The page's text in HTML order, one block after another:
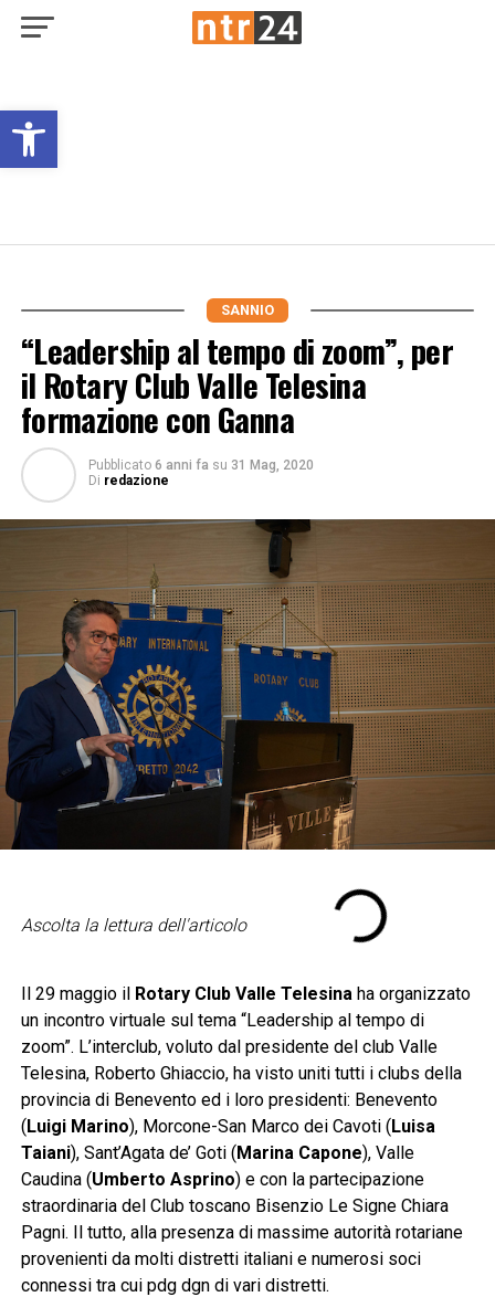
Open toolbar
SANNIO
“Leadership al tempo di zoom”, per
il Rotary Club Valle Telesina
formazione con Ganna
Pubblicato 6 anni fa su 31 Mag, 2020
Di redazione
Ascolta la lettura dell'articolo
Il 29 maggio il Rotary Club Valle Telesina ha organizzato
un incontro virtuale sul tema “Leadership al tempo di
zoom”. L’interclub, voluto dal presidente del club Valle
Telesina, Roberto Ghiaccio, ha visto uniti tutti i clubs della
provincia di Benevento ed i loro presidenti: Benevento
(Luigi Marino), Morcone-San Marco dei Cavoti (Luisa
Taiani), Sant’Agata de’ Goti (Marina Capone), Valle
Caudina (Umberto Asprino) e con la partecipazione
straordinaria del Club toscano Bisenzio Le Signe Chiara
Pagni. Il tutto, alla presenza di massime autorità rotariane
provenienti da molti distretti italiani e numerosi soci
connessi tra cui pdg dgn di vari distretti.